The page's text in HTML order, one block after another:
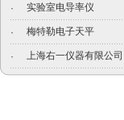
· 实验室电导率仪
· 梅特勒电子天平
· 上海右一仪器有限公司